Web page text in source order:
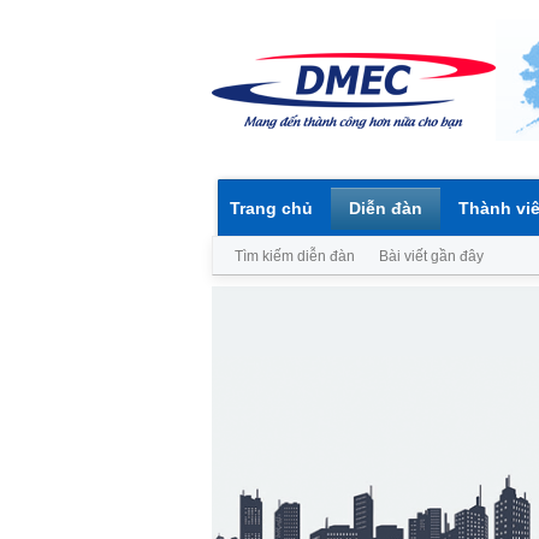
Trang chủ Diễn đàn
Tìm kiếm diễn đàn Bài viết gần đây
Thành